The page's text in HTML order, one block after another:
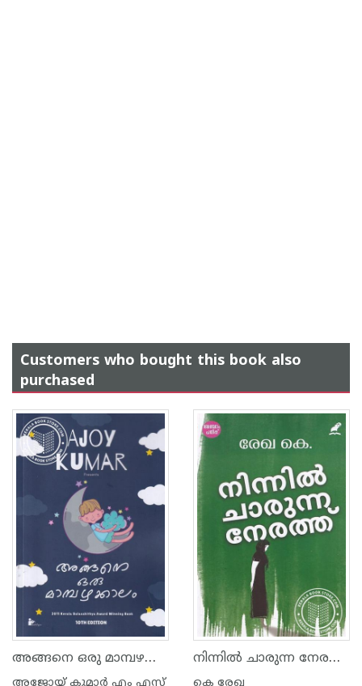
Customers who bought this book also
purchased
അങ്ങനെ ഒരു മാമ്പഴക്കാലം
അജോയ് കുമാര്‍ എം എസ്
നിന്നില്‍ ചാരുന്ന നേരത്ത്‌
കെ രേഖ